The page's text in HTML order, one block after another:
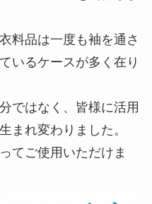
料品は一度も袖を通さ
いるケースが多く在り
ではなく、皆様に活用
まれ変わりました。
てご使用いただけま